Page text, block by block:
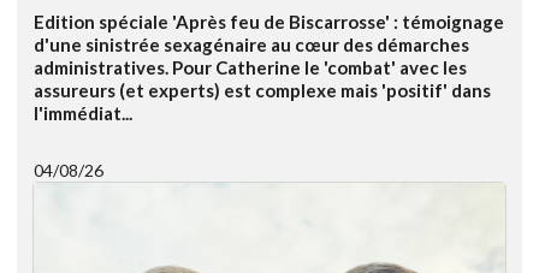
Edition spéciale 'Après feu de Biscarrosse' : témoignage
d'une sinistrée sexagénaire au cœur des démarches
administratives. Pour Catherine le 'combat' avec les
assureurs (et experts) est complexe mais 'positif' dans
l'immédiat...
04/08/26